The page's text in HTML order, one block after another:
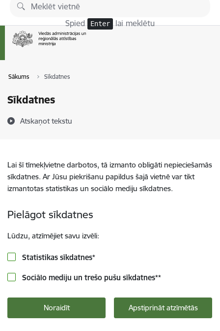
Pāriet uz lapas saturu
Spied Enter lai meklētu
Sākums Sīkdatnes
Sīkdatnes
Atskaņot tekstu
Lai šī tīmekļvietne darbotos, tā izmanto obligāti nepieciešamās
sīkdatnes. Ar Jūsu piekrišanu papildus šajā vietnē var tikt
izmantotas statistikas un sociālo mediju sīkdatnes.
Pielāgot sīkdatnes
Lūdzu, atzīmējiet savu izvēli:
Statistikas sīkdatnes*
Sociālo mediju un trešo pušu sīkdatnes**
Noraidīt Apstiprināt atzīmētās